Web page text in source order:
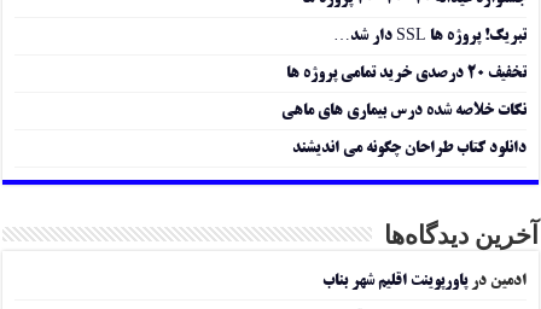
تبریک! پروژه ها SSL دار شد…
تخفیف ۲۰ درصدی خرید تمامی پروژه ها
نکات خلاصه شده درس بیماری های ماهی
دانلود کتاب طراحان چگونه می اندیشند
آخرین دیدگاه‌ها
ادمین درپاورپوینت اقلیم شهر بناب